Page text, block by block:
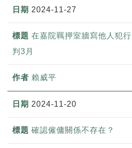
2024-11-27
在嘉院羈押室牆寫他人犯
判3月
賴威平
2024-11-20
確認僱傭關係不存在？